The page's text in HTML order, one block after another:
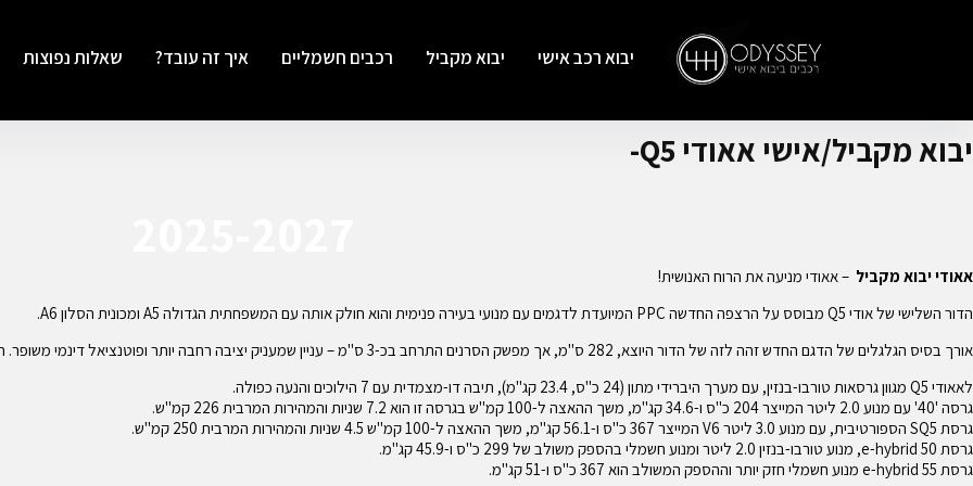
יבוא רכב אישי יבוא מקביל רכבים חשמליים איך זה עובד? שאלות נפוצות
יבוא מקביל/אישי אאודי Q5-
אאודי יבוא מקביל – אאודי מניעה את הרוח האנושית!
הדור השלישי של אודי Q5 מבוסס על הרצפה החדשה PPC המיועדת לדגמים עם מנועי בעירה פנימית והוא חולק אותה עם המשפחתית הגדולה A5 ומכונית הסלון A6.
אורך בסיס הגלגלים של הדגם החדש זהה לזה של הדור היוצא, 282 ס"מ, אך מפשק הסרנים התרחב בכ-3 ס"מ – עניין שמעניק יציבה רחבה יותר ופוטנציאל דינמי משופר. האורך גדל ב-3.5 ס"מ.
לאאודי Q5 מגוון גרסאות טורבו-בנזין, עם מערך היברידי מתון (24 כ"ס, 23.4 קג"מ), תיבה דו-מצמדית עם 7 הילוכים והנעה כפולה.
גרסה '40' עם מנוע 2.0 ליטר המייצר 204 כ"ס ו-34.6 קג"מ, משך ההאצה ל-100 קמ"ש בגרסה זו הוא 7.2 שניות והמהירות המרבית 226 קמ"ש.
גרסת SQ5 הספורטיבית, עם מנוע 3.0 ליטר V6 המייצר 367 כ"ס ו-56.1 קג"מ, משך ההאצה ל-100 קמ"ש 4.5 שניות והמהירות המרבית 250 קמ"ש.
גרסת 50 e-hybrid, מנוע טורבו-בנזין 2.0 ליטר ומנוע חשמלי בהספק משולב של 299 כ"ס ו-45.9 קג"מ.
גרסת 55 e-hybrid מנוע חשמלי חזק יותר וההספק המשולב הוא 367 כ"ס ו-51 קג"מ.